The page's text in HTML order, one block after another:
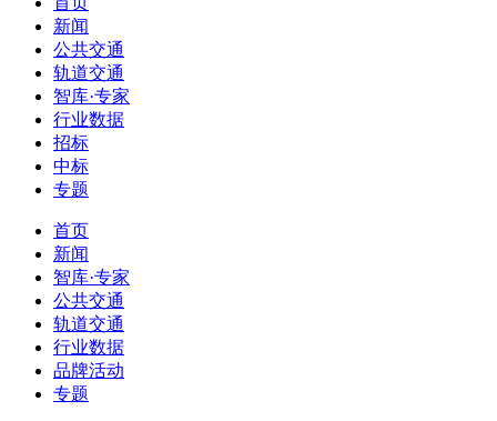
新闻
公共交通
轨道交通
智库·专家
行业数据
招标
中标
专题
首页
新闻
智库·专家
公共交通
轨道交通
行业数据
品牌活动
专题